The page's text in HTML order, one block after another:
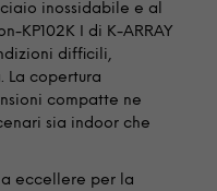
inossidabile e al
KP102K I di K-ARRAY
difficili,
La copertura
compatte ne
sia indoor che
a eccellere per la